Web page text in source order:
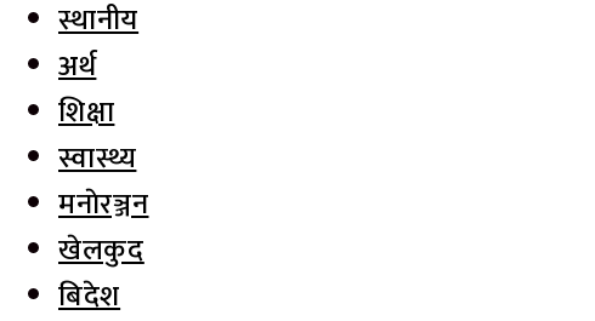
स्थानीय
अर्थ
शिक्षा
स्वास्थ्य
मनाेरञ्जन
खेलकुद
बिदेश